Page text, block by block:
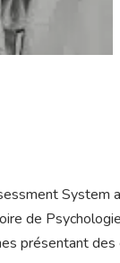
de
présentant